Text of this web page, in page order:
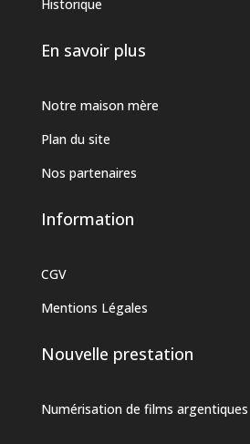
Historique
En savoir plus
Notre maison mère
Plan du site
Nos partenaires
Information
CGV
Mentions Légales
Nouvelle prestation
Numérisation de films argentiques